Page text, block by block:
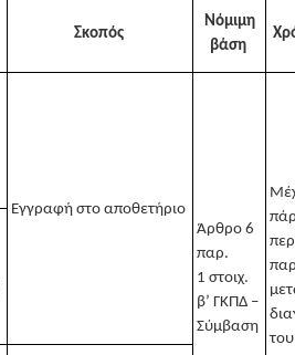
Σκοπός
Νόμιμη
βάση
Εγγραφή στο αποθετήριο
Άρθρο 6
παρ.
1 στοιχ.
β’ ΓΚΠΔ –
Σύμβαση